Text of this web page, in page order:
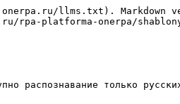
llms.txt). Markdown
rpa-platforma-onerpa/
распознавание только